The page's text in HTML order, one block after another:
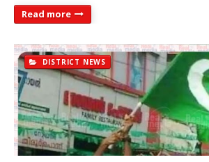
Read more
DISTRICT NEWS